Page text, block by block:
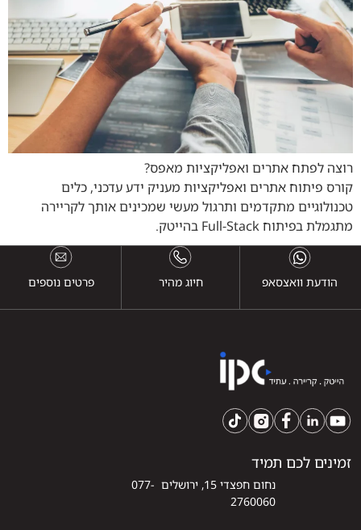
רוצה לפתח אתרים ואפליקציות מאפס?
קורס פיתוח אתרים ואפליקציות מעניק ידע עדכני, כלים
טכנולוגיים מתקדמים ותרגול מעשי שמכינים אותך לקריירה
מתגמלת בפיתוח Full-Stack בהייטק.
הודעת וואצסאפ חיוג מהיר פרטים נוספים
זמינים לכם תמיד
נחום חפצדי 15, ירושלים 077-
2760060